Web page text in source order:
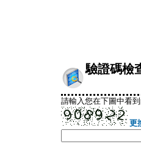
驗證碼檢
請輸入您在下圖中看
更